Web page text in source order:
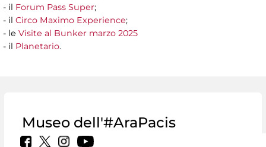
- il Forum Pass Super;
- il Circo Maximo Experience;
- le Visite al Bunker marzo 2025
- il Planetario.
Museo dell'#AraPacis